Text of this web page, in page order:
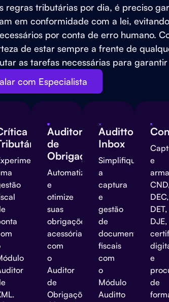
regras tributárias por dia, é preciso
em conformidade com a lei,
por conta de erro humano.
de estar sempre a frente de
as tarefas necessárias para
com Especialista
Auditor
de
Obrigações
Automatize
e
otimize
suas
obrigações
acessórias
com
o
Auditor
de
Obrigações.
Auditto
Inbox
Simplifique
a
captura
e
gestão
de
documentos
fiscais
com
o
Módulo
Auditto
e
DEC,
DET,
DJE,
e
de